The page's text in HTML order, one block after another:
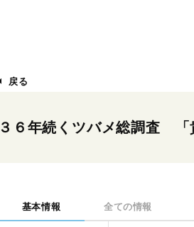
戻る
３６年続くツバメ総調査
基本情報 全ての情報